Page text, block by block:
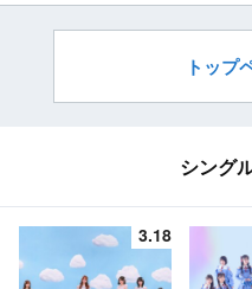
トップ
シング
3.18